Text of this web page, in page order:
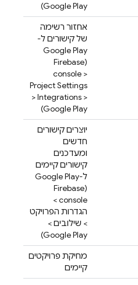
Google Play)
אחזור רשימה
של קישורים ל-
Google Play
(
Firebase
console >
Project Settings
> Integrations >
Google Play)
יוצרים קישורים
חדשים
ומעדכנים
קישורים קיימים
ל-Google Play
(
Firebase
console >
הגדרות הפרויקט
> שילובים >
Google Play)
מחיקת פרויקטים
קיימים